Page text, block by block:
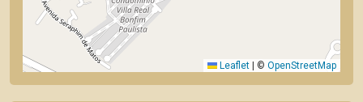
Leaflet © OpenStreetMap